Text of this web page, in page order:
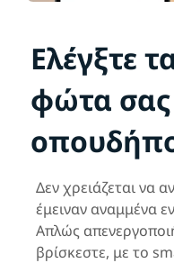
Ελέγξτε
φώτα
Δεν χρειάζεται να
έμειναν αναμμένα
Απλώς
βρίσκεστε, με το